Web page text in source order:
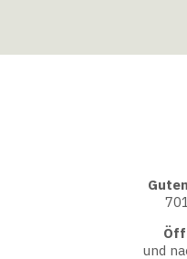
und